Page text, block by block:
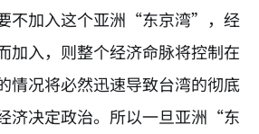
不加入这个亚洲“东京湾”，经
加入，则整个经济命脉将控制在
情况将必然迅速导致台湾的彻底
济决定政治。所以一旦亚洲“东